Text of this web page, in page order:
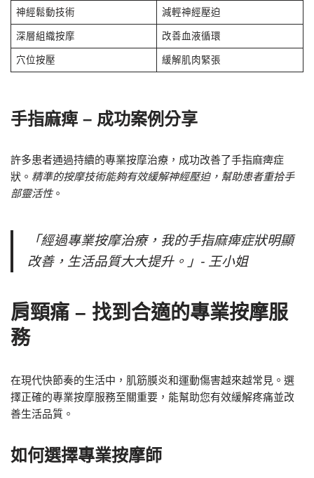
神經鬆動技術 減輕神經壓迫
深層組織按摩 改善血液循環
穴位按壓 緩解肌肉緊張
手指麻痺 – 成功案例分享
許多患者通過持續的專業按摩治療，成功改善了手指麻痺症
狀。 精準的按摩技術能夠有效緩解神經壓迫，幫助患者重拾手
部靈活性。
「經過專業按摩治療，我的手指麻痺症狀明顯
改善，生活品質大大提升。」- 王小姐
肩頸痛 – 找到合適的專業按摩服
務
在現代快節奏的生活中，肌筋膜炎和運動傷害越來越常見。選
擇正確的專業按摩服務至關重要，能幫助您有效緩解疼痛並改
善生活品質。
如何選擇專業按摩師